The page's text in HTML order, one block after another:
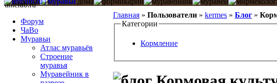
Главная » Пользователи » kermes » Блог »
Категории
Кормление
antclub.ru
Форум
ЧаВо
Муравьи
Атлас муравьёв
Строение
муравья
Муравейник в